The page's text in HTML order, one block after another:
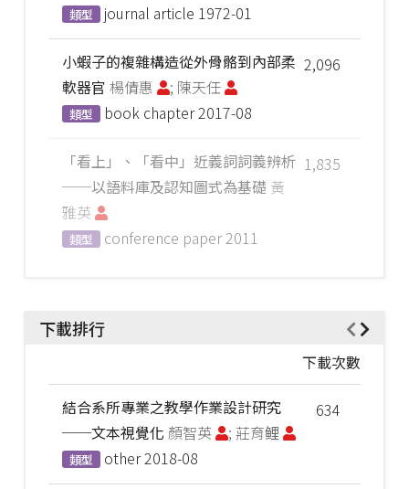
類型 journal article 1972-01
2,096
小蝦子的複雜構造從外骨骼到內部柔
軟器官 楊倩惠 ; 陳天任
類型 book chapter2017-08
1,835
「看上」、「看中」近義詞詞義辨析
──以語料庫及認知圖式為基礎 黃
雅英
類型 conference paper2011
下載排行
下載次數
634
結合系所專業之教學作業設計研究
──文本視覺化 顏智英 ; 莊育鲤
類型 other2018-08